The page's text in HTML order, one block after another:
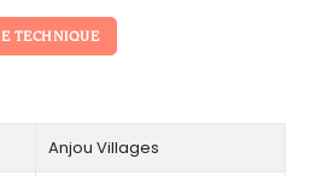
TECHNIQUE
Anjou Villages